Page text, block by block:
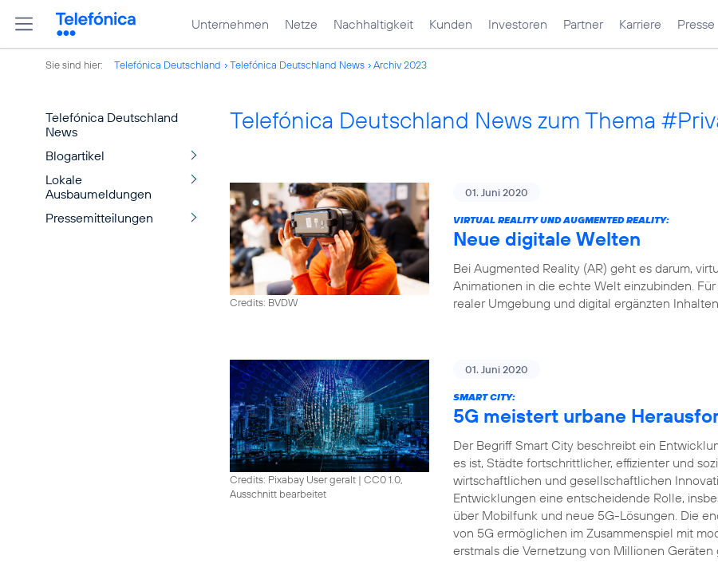
Unternehmen Netze Nachhaltigkeit Kunden Investoren Partner Karriere Presse
Sie sind hier: Telefónica Deutschland Telefónica Deutschland News Archiv 2023
Telefónica Deutschland
News
Blogartikel
Lokale
Ausbaumeldungen
Pressemitteilungen
Telefónica Deutschland News zum Thema
Credits: BVDW
01. Juni 2020
VIRTUAL REALITY UND AUGMENTED REALITY:
Neue digitale Welten
Bei Augmented Reality (AR) geht es darum,
Animationen in die echte Welt einzubinden.
realer Umgebung und digital ergänzten
Credits: Pixabay User geralt | CC0 1.0,
Ausschnitt bearbeitet
01. Juni 2020
SMART CITY:
5G meistert urbane
Der Begriff Smart City beschreibt ein
es ist, Städte fortschrittlicher, effizienter und
wirtschaftlichen und gesellschaftlichen
Entwicklungen eine entscheidende Rolle,
über Mobilfunk und neue 5G-Lösungen. Die
von 5G ermöglichen im Zusammenspiel mit
erstmals die Vernetzung von Millionen Geräten